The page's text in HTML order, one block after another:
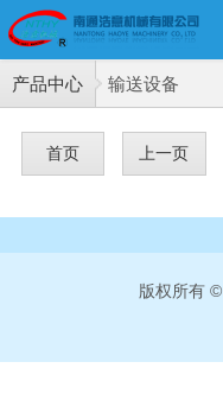
产品中心 输送设备
首页 上一页
版权所有 ©